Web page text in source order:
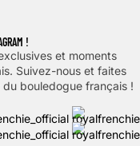
!
et moments
Suivez-nous et faites
bouledogue français !